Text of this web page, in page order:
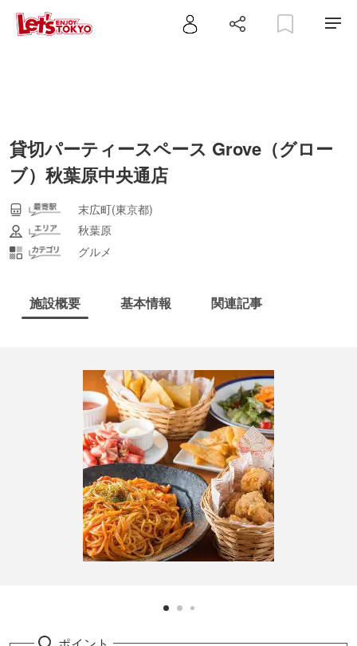
貸切パーティースペース Grove（グロー
ブ）秋葉原中央通店
末広町(東京都)
秋葉原
グルメ
施設概要 基本情報 関連記事